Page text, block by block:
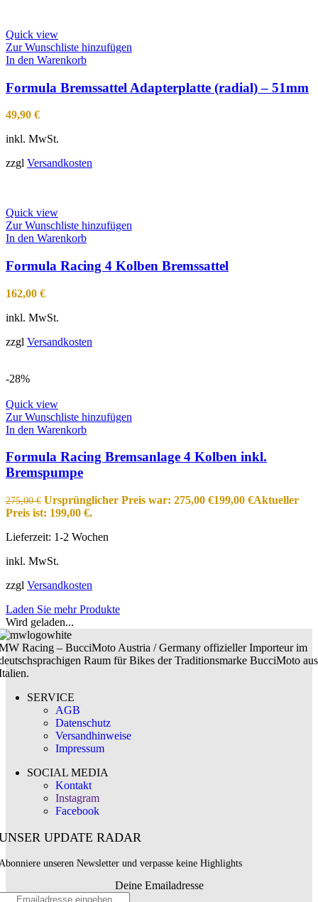
Quick view
Zur Wunschliste hinzufügen
In den Warenkorb
Formula Bremssattel Adapterplatte (radial) – 51mm
49,90 €
inkl. MwSt.
zzgl Versandkosten
Quick view
Zur Wunschliste hinzufügen
In den Warenkorb
Formula Racing 4 Kolben Bremssattel
162,00 €
inkl. MwSt.
zzgl Versandkosten
-28%
Quick view
Zur Wunschliste hinzufügen
In den Warenkorb
Formula Racing Bremsanlage 4 Kolben inkl.
Bremspumpe
275,00€ Ursprünglicher Preis war: 275,00 €199,00 €Aktueller
Preis ist: 199,00 €.
Lieferzeit: 1-2 Wochen
inkl. MwSt.
zzgl Versandkosten
Laden Sie mehr Produkte
Wird geladen...
Racing – BucciMoto Austria / Germany offizieller Importeur im
Raum für Bikes der Traditionsmarke BucciMoto aus
SERVICE
AGB
Datenschutz
Versandhinweise
Impressum
SOCIAL MEDIA
Kontakt
Instagram
Facebook
UPDATE RADAR
unseren Newsletter und verpasse keine Highlights
Deine Emailadresse